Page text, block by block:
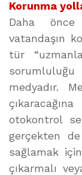
Korunma
Daha
vatandaşın
tür
sorumluluğu
medyadır.
otokontrol
gerçekten
sağlamak
çıkarmalı